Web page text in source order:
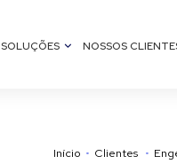
SOLUÇÕES NOSSOS
Início Clientes